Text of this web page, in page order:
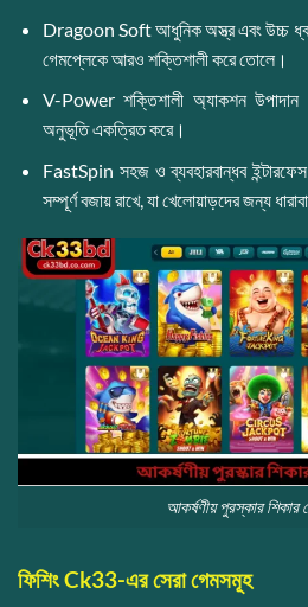
Dragoon Soft আধুনিক অস্ত্র এবং উচ্চ
গেমপ্লেকে আরও শক্তিশালী করে তোলে।
V-Power শক্তিশালী অ্যাকশন উপাদান
অনুভূতি একত্রিত করে।
FastSpin সহজ ও ব্যবহারবান্ধব
সম্পূর্ণ বজায় রাখে, যা খেলোয়াড়দের জন্য
আকর্ষণীয় পুরস্কার শিকার
ফিশিং Ck33-এর সেরা গেমসমূহ